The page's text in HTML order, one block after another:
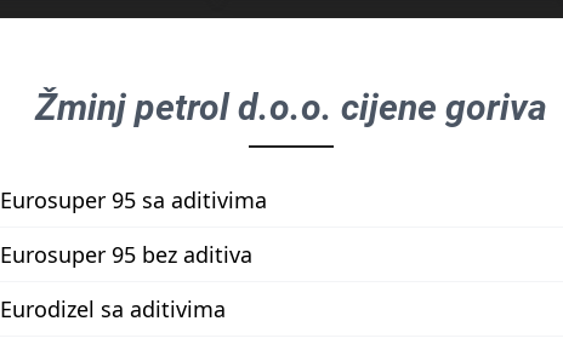
Žminj petrol d.o.o. cijene goriva
Eurosuper 95 sa aditivima
Eurosuper 95 bez aditiva
Eurodizel sa aditivima